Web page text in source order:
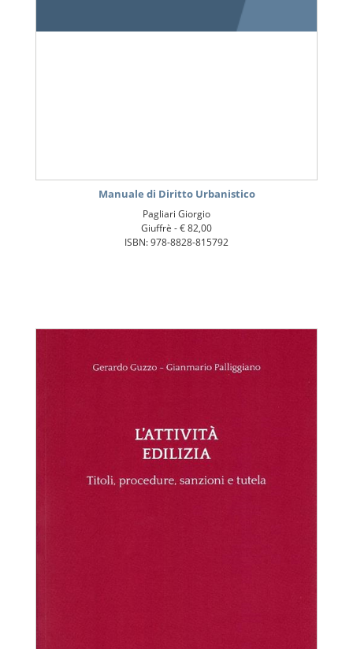
Manuale di Diritto Urbanistico
Pagliari Giorgio
Giuffrè -€ 82,00
ISBN: 978-8828-815792